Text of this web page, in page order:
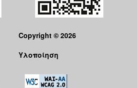
Copyright © 2026
Υλοποίηση